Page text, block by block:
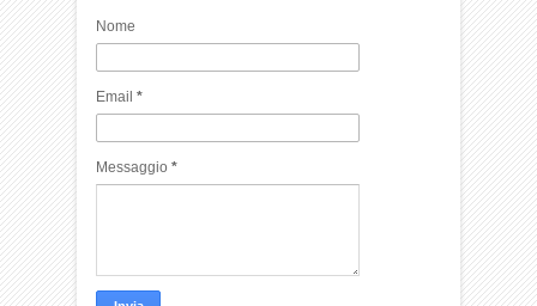
Nome
Email*
Messaggio*